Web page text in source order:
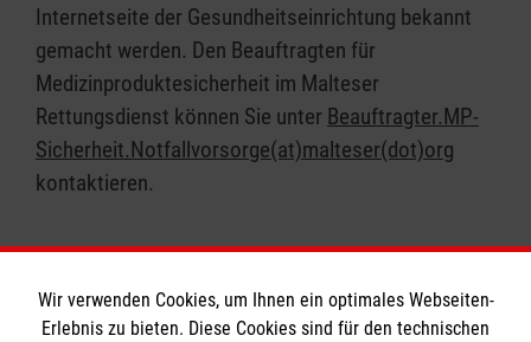
Internetseite der Gesundheitseinrichtung bekannt
gemacht werden. Den Beauftragten für
Medizinproduktesicherheit im Malteser
Rettungsdienst können Sie unter Beauftragter.MP-
Sicherheit.Notfallvorsorge(at)malteser(dot)org
kontaktieren.
Wir verwenden Cookies, um Ihnen ein optimales Webseiten-
Erlebnis zu bieten. Diese Cookies sind für den technischen